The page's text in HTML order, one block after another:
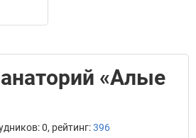
«Алые
0, рейтинг:396